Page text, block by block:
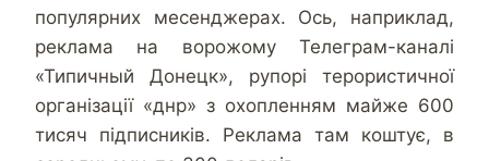
популярних месенджерах. Ось, наприклад,
реклама на ворожому Телеграм-каналі
«Типичный Донецк», рупорі терористичної
організації «днр» з охопленням майже 600
тисяч підписників. Реклама там коштує, в